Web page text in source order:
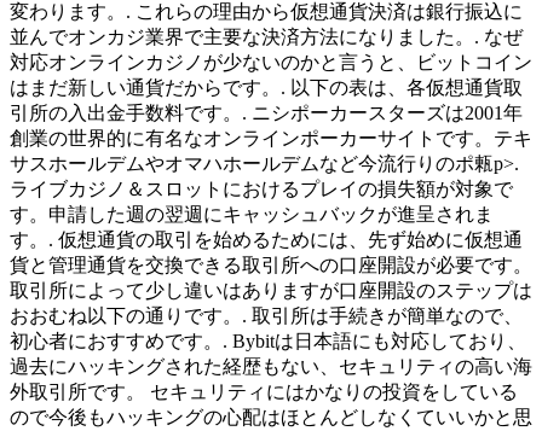
変わります。. これらの理由から仮想通貨決済は銀行振込に
並んでオンカジ業界で主要な決済方法になりました。. なぜ
対応オンラインカジノが少ないのかと言うと、ビットコイン
はまだ新しい通貨だからです。. 以下の表は、各仮想通貨取
引所の入出金手数料です。. ニシポーカースターズは2001年
創業の世界的に有名なオンラインポーカーサイトです。テキ
サスホールデムやオマハホールデムなど今流行りのポ㼯p>.
ライブカジノ＆スロットにおけるプレイの損失額が対象で
す。申請した週の翌週にキャッシュバックが進呈されま
す。. 仮想通貨の取引を始めるためには、先ず始めに仮想通
貨と管理通貨を交換できる取引所への口座開設が必要です。
取引所によって少し違いはありますが口座開設のステップは
おおむね以下の通りです。. 取引所は手続きが簡単なので、
初心者におすすめです。. Bybitは日本語にも対応しており、
過去にハッキングされた経歴もない、セキュリティの高い海
外取引所です。 セキュリティにはかなりの投資をしている
ので今後もハッキングの心配はほとんどしなくていいかと思